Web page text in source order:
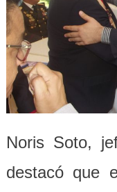
Noris Soto,
destacó que